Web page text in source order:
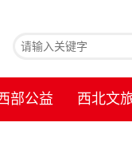
部公益 西北文